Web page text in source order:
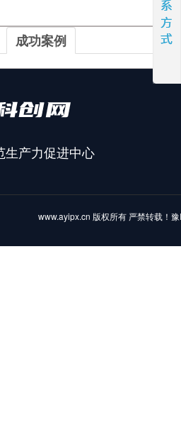
成功案例
生产力促进中心
www.ayipx.cn 版权所有 严禁转载！